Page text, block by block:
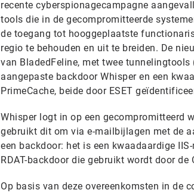
recente cyberspionagecampagne
tools die in de gecompromitteerde
de toegang tot hooggeplaatste
regio te behouden en uit te breiden. De
van BladedFeline, met twee
aangepaste backdoor Whisper en een
PrimeCache, beide door ESET
Whisper logt in op een gecompromitteerd
gebruikt dit om via e-mailbijlagen met de
een backdoor: het is een kwaadaardige
RDAT-backdoor die gebruikt wordt door
Op basis van deze overeenkomsten in de